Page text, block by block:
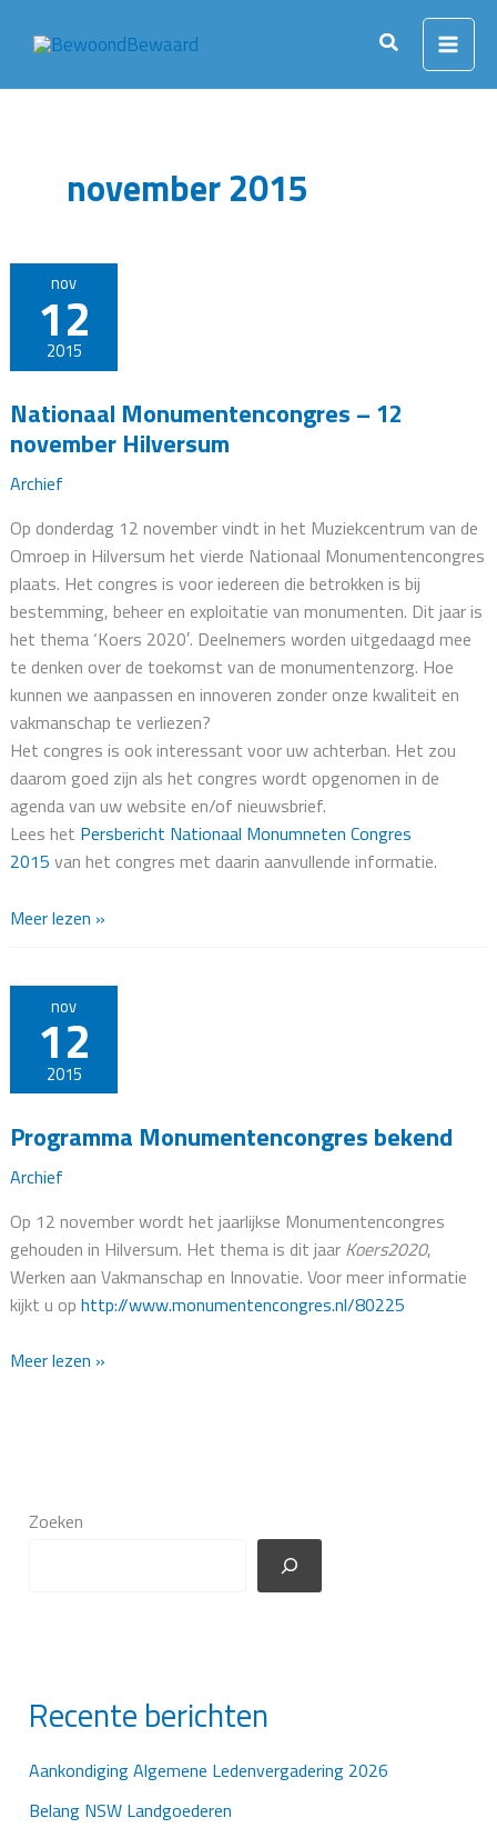
inhoud
Zoeken
november 2015
nov
12
2015
Nationaal Monumentencongres – 12
november Hilversum
Archief
Op donderdag 12 november vindt in het Muziekcentrum van de
Omroep in Hilversum het vierde Nationaal Monumentencongres
plaats. Het congres is voor iedereen die betrokken is bij
bestemming, beheer en exploitatie van monumenten. Dit jaar is
het thema ‘Koers 2020′. Deelnemers worden uitgedaagd mee
te denken over de toekomst van de monumentenzorg. Hoe
kunnen we aanpassen en innoveren zonder onze kwaliteit en
vakmanschap te verliezen?
Het congres is ook interessant voor uw achterban. Het zou
daarom goed zijn als het congres wordt opgenomen in de
agenda van uw website en/of nieuwsbrief.
Lees het Persbericht Nationaal Monumneten Congres
2015 van het congres met daarin aanvullende informatie.
Nationaal
november
Hilversum
Meer lezen »
nov
12
2015
Programma Monumentencongres bekend
Archief
Op 12 november wordt het jaarlijkse Monumentencongres
gehouden in Hilversum. Het thema is dit jaar Koers2020,
Werken aan Vakmanschap en Innovatie. Voor meer informatie
kijkt u ophttp://www.monumentencongres.nl/80225
Programma
Meer lezen »
Zoeken
Recente berichten
Aankondiging Algemene Ledenvergadering 2026
Belang NSW Landgoederen